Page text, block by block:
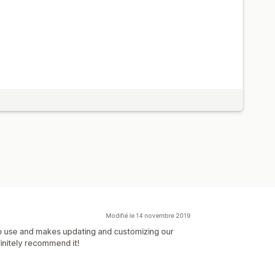
Modifié le 14 novembre 2019
and makes updating and customizing our
recommend it!